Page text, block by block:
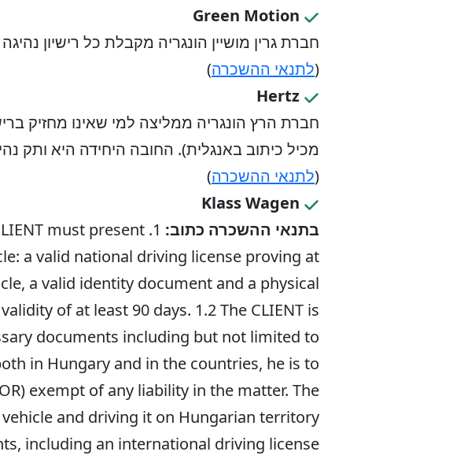
Green Motion
חברת גרין מושיין הונגריה מקבלת כל רישיון
(לתנאי ההשכרה)
Hertz
חברת הרץ הונגריה ממליצה למי שאינו מחזיק
מכיל כיתוב באנגלית). החובה היחידה היא ותק
(לתנאי ההשכרה)
Klass Wagen
בתנאי ההשכרה כתוב:
must present
a valid national driving license proving at
a valid identity document and a physical
of at least 90 days. 1.2 The CLIENT is
documents including but not limited to
in Hungary and in the countries, he is to
exempt of any liability in the matter. The
and driving it on Hungarian territory
including an international driving license